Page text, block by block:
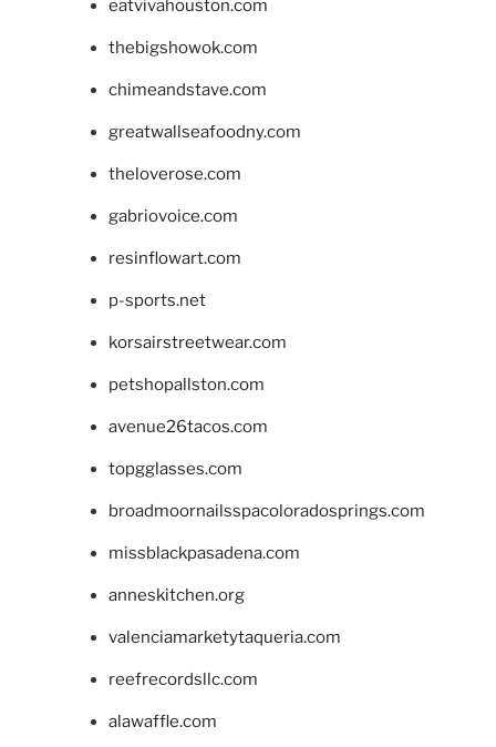
eatvivahouston.com
thebigshowok.com
chimeandstave.com
greatwallseafoodny.com
theloverose.com
gabriovoice.com
resinflowart.com
p-sports.net
korsairstreetwear.com
petshopallston.com
avenue26tacos.com
topgglasses.com
broadmoornailsspacoloradosprings.com
missblackpasadena.com
anneskitchen.org
valenciamarketytaqueria.com
reefrecordsllc.com
alawaffle.com